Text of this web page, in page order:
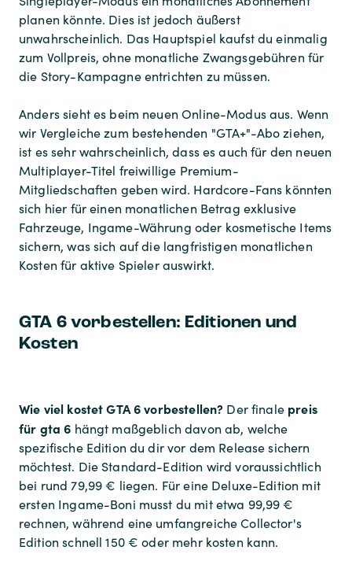
planen könnte. Dies ist jedoch äußerst
unwahrscheinlich. Das Hauptspiel kaufst du einmalig
zum Vollpreis, ohne monatliche Zwangsgebühren für
die Story-Kampagne entrichten zu müssen.
Anders sieht es beim neuen Online-Modus aus. Wenn
wir Vergleiche zum bestehenden "GTA+"-Abo ziehen,
ist es sehr wahrscheinlich, dass es auch für den neuen
Multiplayer-Titel freiwillige Premium-
Mitgliedschaften geben wird. Hardcore-Fans könnten
sich hier für einen monatlichen Betrag exklusive
Fahrzeuge, Ingame-Währung oder kosmetische Items
sichern, was sich auf die langfristigen monatlichen
Kosten für aktive Spieler auswirkt.
GTA 6 vorbestellen: Editionen und
Kosten
Wie viel kostet GTA 6 vorbestellen? Der finale preis
für gta 6 hängt maßgeblich davon ab, welche
spezifische Edition du dir vor dem Release sichern
möchtest. Die Standard-Edition wird voraussichtlich
bei rund 79,99 € liegen. Für eine Deluxe-Edition mit
ersten Ingame-Boni musst du mit etwa 99,99 €
rechnen, während eine umfangreiche Collector's
Edition schnell 150 € oder mehr kosten kann.